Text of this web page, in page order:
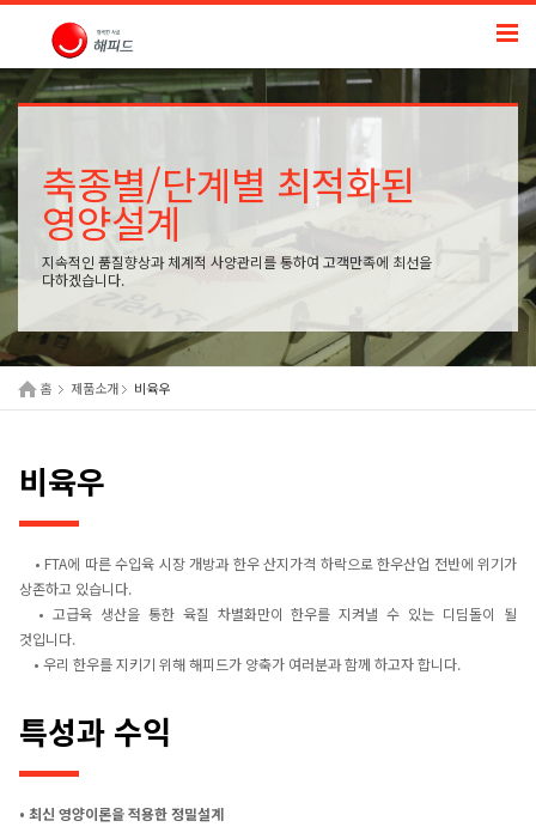
축종별/단계별 최적화된
영양설계
지속적인 품질향상과 체계적 사양관리를 통하여 고객만족에 최선을
다하겠습니다.
홈 제품소개 비육우
비육우
• FTA에 따른 수입육 시장 개방과 한우 산지가격 하락으로 한우산업 전반에 위기가
상존하고 있습니다.
• 고급육 생산을 통한 육질 차별화만이 한우를 지켜낼 수 있는 디딤돌이 될
것입니다.
• 우리 한우를 지키기 위해 해피드가 양축가 여러분과 함께 하고자 합니다.
특성과 수익
• 최신 영양이론을 적용한 정밀설계